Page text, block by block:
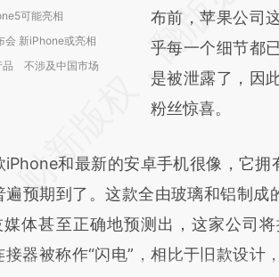
可能亮相
会 新iPhone或亮相
品 不涉及中国市场
[https://
(https://
而成，可能与原
财新观点和立场
布前，苹果公司
乎每一个细节都
是被泄露了，因
粉丝惊喜。
和最新的安卓手机很像，它拥
遍预期到了。这款全由玻璃和铝制成
媒体甚至正确地预测出，这家公司
器被称作“闪电”，相比于旧款设计